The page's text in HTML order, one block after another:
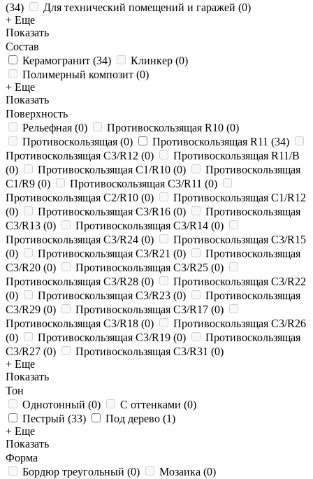
(34) Для технический помещений и гаражей (0)
+ Еще
Показать
Состав
Керамогранит (34) Клинкер (0)
Полимерный композит (0)
+ Еще
Показать
Поверхность
Рельефная (0) Противоскользящая R10 (0)
Противоскользящая (0) Противоскользящая R11 (34)
Противоскользящая C3/R12 (0)
Противоскользящая R11/B
(0) Противоскользящая C1/R10 (0)
Противоскользящая
C1/R9 (0) Противоскользящая C3/R11 (0)
Противоскользящая C2/R10 (0)
Противоскользящая C1/R12
(0) Противоскользящая C3/R16 (0)
Противоскользящая
C3/R13 (0) Противоскользящая C3/R14 (0)
Противоскользящая C3/R24 (0)
Противоскользящая C3/R15
(0) Противоскользящая C3/R21 (0)
Противоскользящая
C3/R20 (0) Противоскользящая C3/R25 (0)
Противоскользящая C3/R28 (0)
Противоскользящая C3/R22
(0) Противоскользящая C3/R23 (0)
Противоскользящая
C3/R29 (0) Противоскользящая C3/R17 (0)
Противоскользящая C3/R18 (0)
Противоскользящая C3/R26
(0) Противоскользящая C3/R19 (0)
Противоскользящая
C3/R27 (0) Противоскользящая C3/R31 (0)
+ Еще
Показать
Тон
Однотонный (0) С оттенками (0)
Пестрый (33) Под дерево (1)
+ Еще
Показать
Форма
Бордюр треугольный (0) Мозаика (0)